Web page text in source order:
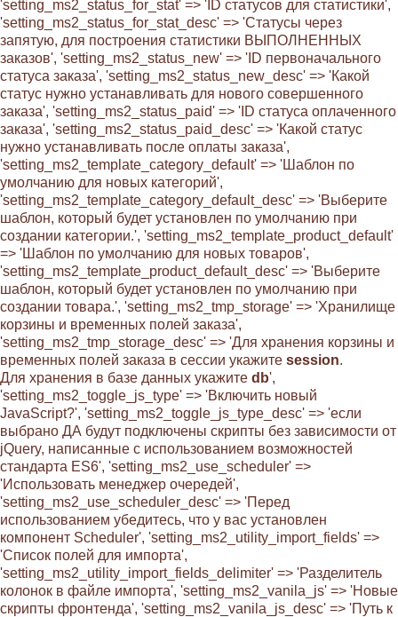
'setting_ms2_status_for_stat' => 'ID статусов для статистики',
'setting_ms2_status_for_stat_desc' => 'Статусы через
запятую, для построения статистики ВЫПОЛНЕННЫХ
заказов', 'setting_ms2_status_new' => 'ID первоначального
статуса заказа', 'setting_ms2_status_new_desc' => 'Какой
статус нужно устанавливать для нового совершенного
заказа', 'setting_ms2_status_paid' => 'ID статуса оплаченного
заказа', 'setting_ms2_status_paid_desc' => 'Какой статус
нужно устанавливать после оплаты заказа',
'setting_ms2_template_category_default' => 'Шаблон по
умолчанию для новых категорий',
'setting_ms2_template_category_default_desc' => 'Выберите
шаблон, который будет установлен по умолчанию при
создании категории.', 'setting_ms2_template_product_default'
=> 'Шаблон по умолчанию для новых товаров',
'setting_ms2_template_product_default_desc' => 'Выберите
шаблон, который будет установлен по умолчанию при
создании товара.', 'setting_ms2_tmp_storage' => 'Хранилище
корзины и временных полей заказа',
'setting_ms2_tmp_storage_desc' => 'Для хранения корзины и
временных полей заказа в сессии укажите session.
Для хранения в базе данных укажите db',
'setting_ms2_toggle_js_type' => 'Включить новый
JavaScript?', 'setting_ms2_toggle_js_type_desc' => 'если
выбрано ДА будут подключены скрипты без зависимости от
jQuery, написанные с использованием возможностей
стандарта ES6', 'setting_ms2_use_scheduler' =>
'Использовать менеджер очередей',
'setting_ms2_use_scheduler_desc' => 'Перед
использованием убедитесь, что у вас установлен
компонент Scheduler', 'setting_ms2_utility_import_fields' =>
'Список полей для импорта',
'setting_ms2_utility_import_fields_delimiter' => 'Разделитель
колонок в файле импорта', 'setting_ms2_vanila_js' => 'Новые
скрипты фронтенда', 'setting_ms2_vanila_js_desc' => 'Путь к